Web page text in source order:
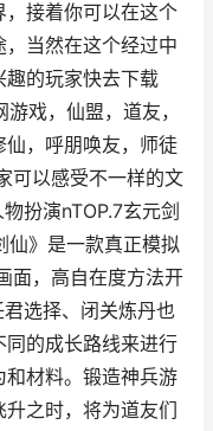
接着你可以在这个
当然在这个经过中
趣的玩家快去下载
戏，仙盟，道友，
，呼朋唤友，师徒
可以感受不一样的文
扮演nTOP.7玄元剑
仙》是一款真正模拟
面，高自在度方法开
选择、闭关炼丹也
的成长路线来进行
材料。锻造神兵游
之时，将为道友们